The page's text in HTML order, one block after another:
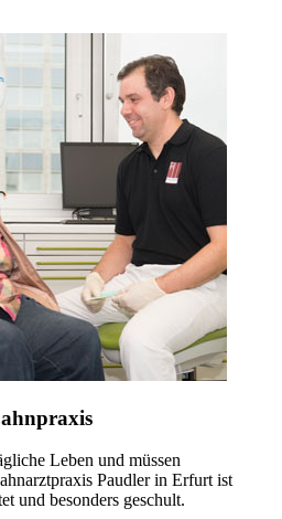
Leben und müssen
Paudler in Erfurt ist
und besonders geschult.